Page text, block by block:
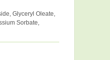
Glyceryl Oleate,
Sorbate,